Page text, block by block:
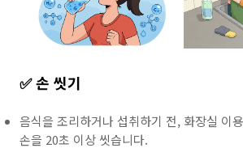
✅ 손 씻기
음식을 조리하거나 섭취하기 전, 화장실 이
손을 20초 이상 씻습니다.